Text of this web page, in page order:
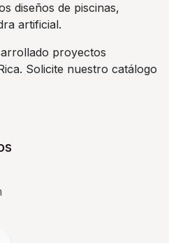
diseños de piscinas,
artificial.
proyectos
Solicite nuestro catálogo